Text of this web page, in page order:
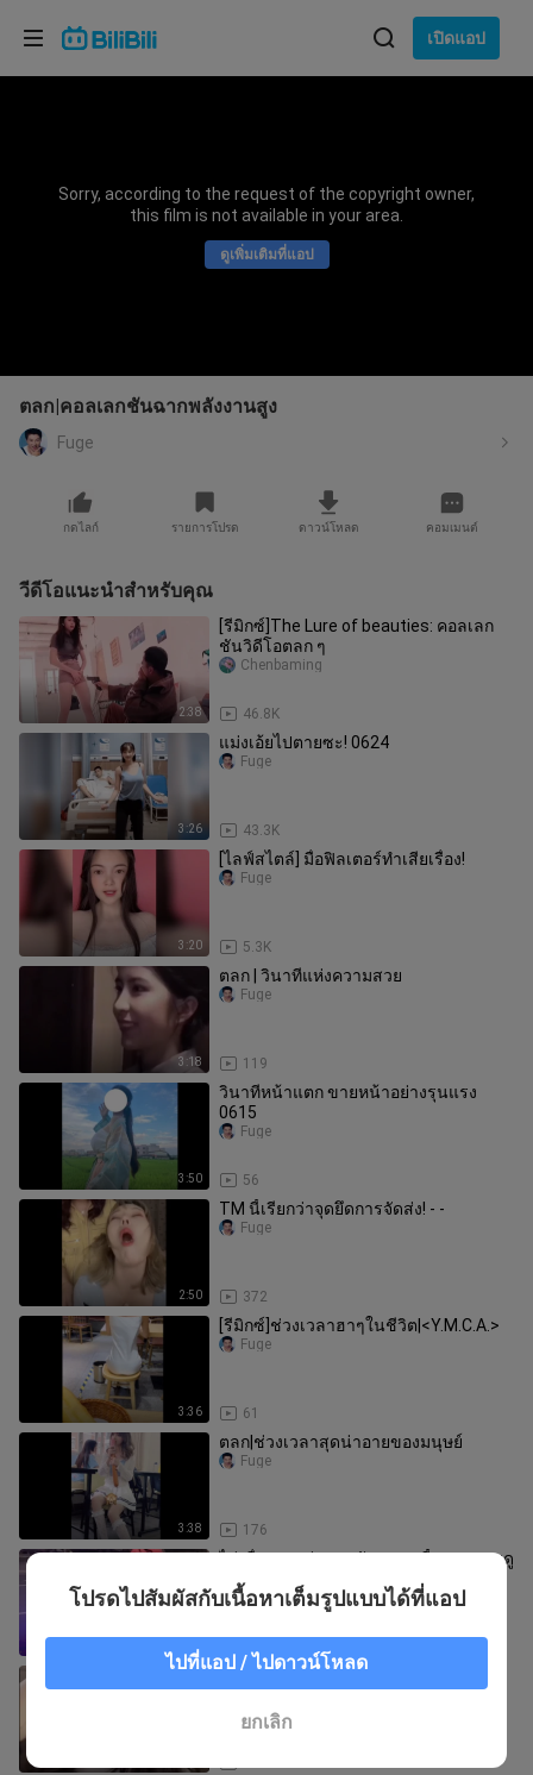
เปิดแอป
Sorry, according to the request of the copyright owner,
this film is not available in your area.
ดูเพิ่มเติมที่แอป
ตลก|คอลเลกชันฉากพลังงานสูง
Fuge
กดไลก์ รายการโปรด ดาวน์โหลด คอมเมนต์
วีดีโอแนะนำสำหรับคุณ
2:38
[รีมิกซ์]The Lure of beauties: คอลเลก
ชันวิดีโอตลก ๆ
46.8K
Chenbaming
3:26
แม่งเอ้ยไปตายซะ! 0624
43.3K
Fuge
3:20
[ไลฟ์สไตล์] มื่อฟิลเตอร์ทำเสียเรื่อง!
5.3K
Fuge
3:18
ตลก | วินาทีแห่งความสวย
119
Fuge
3:50
วินาทีหน้าแตก ขายหน้าอย่างรุนแรง
0615
56
Fuge
2:50
TM นี้เรียกว่าจุดยึดการจัดส่ง! - -
372
Fuge
3:36
[รีมิกซ์]ช่วงเวลาฮาๆในชีวิต|<Y.M.C.A.>
61
Fuge
3:38
ตลก|ช่วงเวลาสุดน่าอายของมนุษย์
176
Fuge
ไม่เชื่อหรอกว่าฉากดัง ๆ พวกนี้คุณจะเคยดู
มาหมดแล้ว
Fuge
ตึงไป#523
biagua
โปรดไปสัมผัสกับเนื้อหาเต็มรูปแบบได้ที่แอป
ไปที่แอป / ไปดาวน์โหลด
ยกเลิก
เลือกภาษา